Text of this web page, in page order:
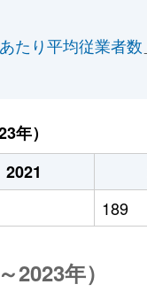
たり平均従業者数
年）
2021
189